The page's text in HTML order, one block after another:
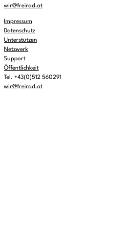
wir@freirad.at
Impressum
Datenschutz
Unterstützen
Netzwerk
Support
Öffentlichkeit
Tel. +43(0)512 560291
wir@freirad.at